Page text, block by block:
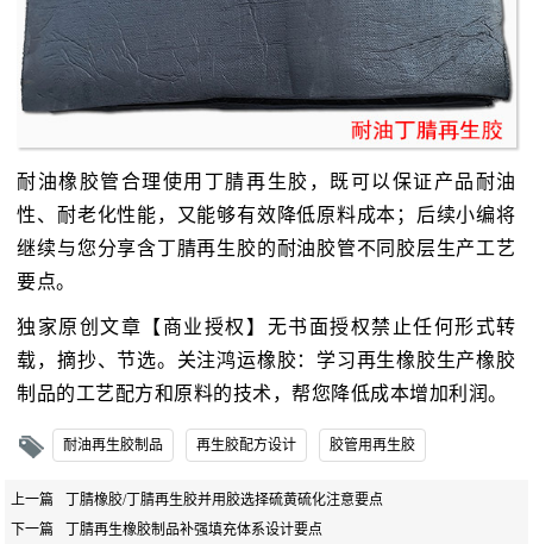
耐油橡胶管合理使用丁腈再生胶，既可以保证产品耐油
性、耐老化性能，又能够有效降低原料成本；后续小编将
继续与您分享含丁腈再生胶的耐油胶管不同胶层生产工艺
要点。
独家原创文章【商业授权】无书面授权禁止任何形式转
载，摘抄、节选。关注鸿运橡胶：学习再生橡胶生产橡胶
制品的工艺配方和原料的技术，帮您降低成本增加利润。
耐油再生胶制品 再生胶配方设计 胶管用再生胶
上一篇
丁腈橡胶/丁腈再生胶并用胶选择硫黄硫化注意要点
下一篇
丁腈再生橡胶制品补强填充体系设计要点